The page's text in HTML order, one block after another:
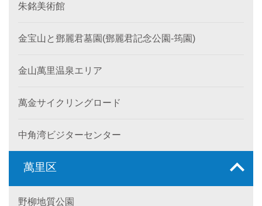
朱銘美術館
金宝山と鄧麗君墓園(鄧麗君記念公園-筠園)
金山萬里温泉エリア
萬金サイクリングロード
中角湾ビジターセンター
萬里区
野柳地質公園